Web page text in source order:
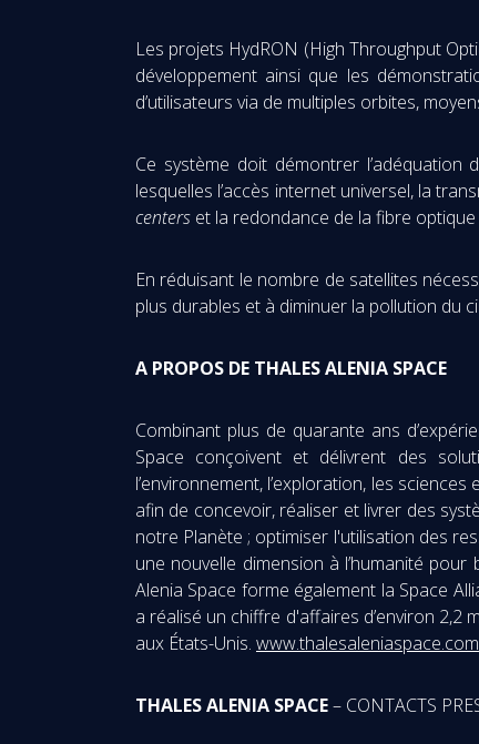
Les projets HydRON (High Throughput
développement ainsi que les
d’utilisateurs via de multiples orbites,
Ce système doit démontrer l’adéquation
lesquelles l’accès internet universel, la
centers et la redondance de la fibre
En réduisant le nombre de satellites
plus durables et à diminuer la pollution du
A PROPOS DE THALES ALENIA SPACE
Combinant plus de quarante ans
Space conçoivent et délivrent des
l’environnement, l’exploration, les
afin de concevoir, réaliser et livrer des
notre Planète ; optimiser l'utilisation des
une nouvelle dimension à l’humanité
Alenia Space forme également la Space
a réalisé un chiffre d'affaires d’environ 2,2
aux États-Unis. www.thalesaleniaspace.com
THALES ALENIA SPACE– CONTACTS